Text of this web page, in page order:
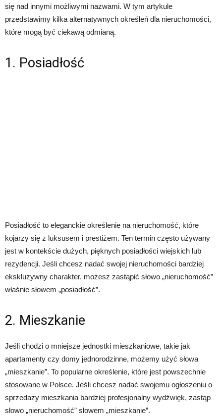
się nad innymi możliwymi nazwami. W tym artykule
przedstawimy kilka alternatywnych określeń dla nieruchomości,
które mogą być ciekawą odmianą.
1. Posiadłość
Posiadłość to eleganckie określenie na nieruchomość, które
kojarzy się z luksusem i prestiżem. Ten termin często używany
jest w kontekście dużych, pięknych posiadłości wiejskich lub
rezydencji. Jeśli chcesz nadać swojej nieruchomości bardziej
ekskluzywny charakter, możesz zastąpić słowo „nieruchomość”
właśnie słowem „posiadłość”.
2. Mieszkanie
Jeśli chodzi o mniejsze jednostki mieszkaniowe, takie jak
apartamenty czy domy jednorodzinne, możemy użyć słowa
„mieszkanie”. To popularne określenie, które jest powszechnie
stosowane w Polsce. Jeśli chcesz nadać swojemu ogłoszeniu o
sprzedaży mieszkania bardziej profesjonalny wydźwięk, zastąp
słowo „nieruchomość” słowem „mieszkanie”.